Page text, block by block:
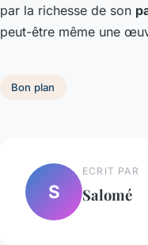
par la richesse de son
peut-être même une
Bon plan
S
ECRIT PAR
Salomé